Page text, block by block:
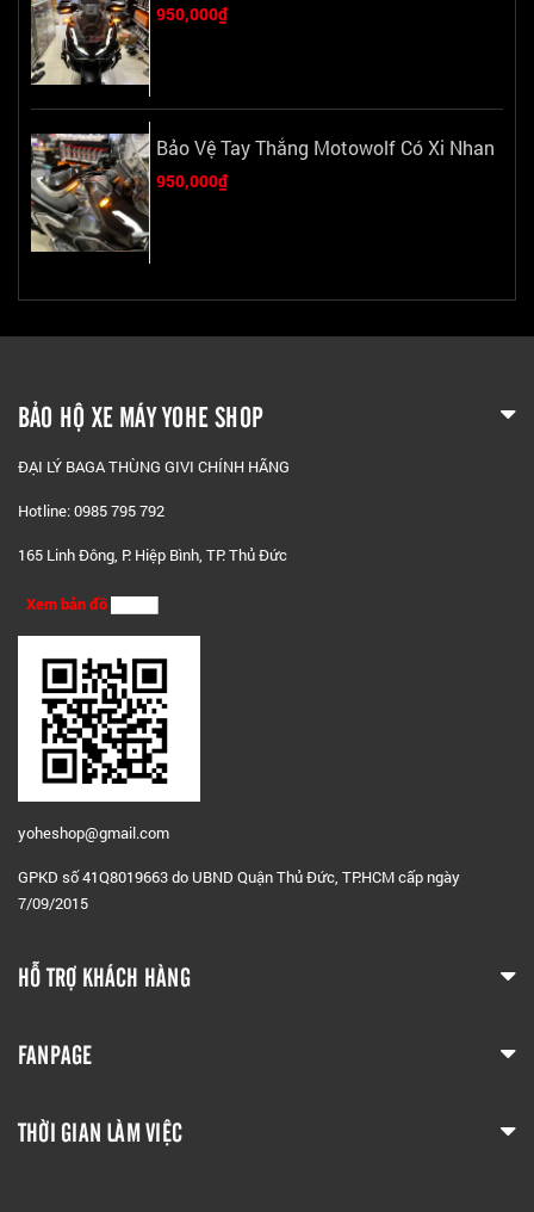
950,000₫
Bảo Vệ Tay Thắng Motowolf Có Xi Nhan
950,000₫
BẢO HỘ XE MÁY YOHE SHOP
ĐẠI LÝ BAGA THÙNG GIVI CHÍNH HÃNG
Hotline: 0985 795 792
165 Linh Đông, P. Hiệp Bình, TP. Thủ Đức
Xem bản đồ
yoheshop@gmail.com
GPKD số 41Q8019663 do UBND Quận Thủ Đức, TP.HCM cấp ngày
7/09/2015
HỖ TRỢ KHÁCH HÀNG
FANPAGE
THỜI GIAN LÀM VIỆC